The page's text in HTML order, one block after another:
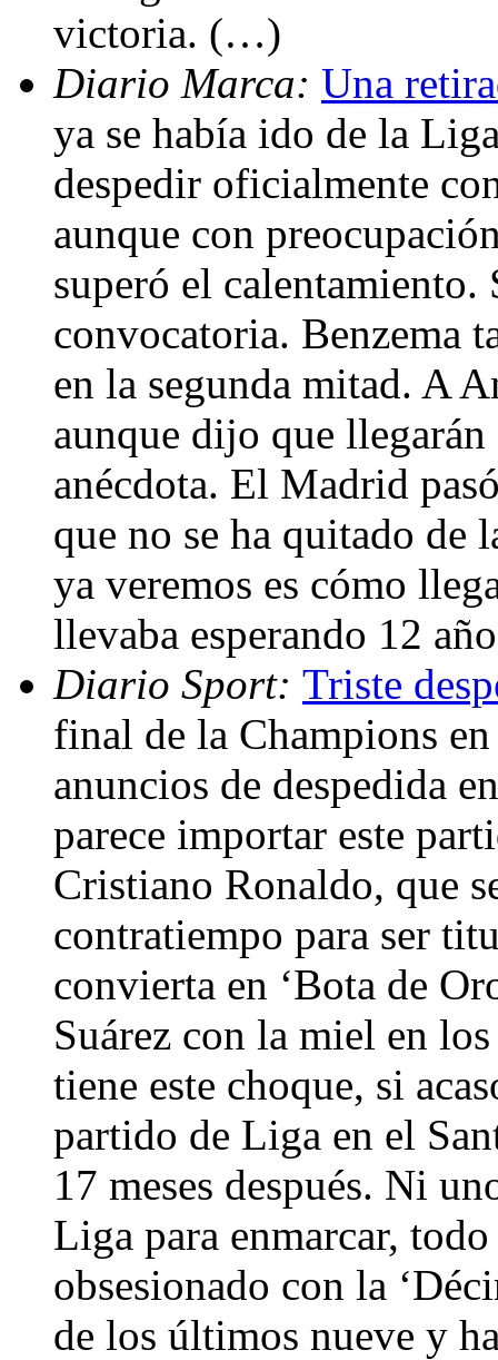
victoria. (…)
Diario Marca: Una
ya se había ido de la
despedir oficialmente
aunque con
superó el
convocatoria. Benzema
en la segunda mitad. A
aunque dijo que
anécdota. El Madrid
que no se ha quitado de
ya veremos es cómo
llevaba esperando 12
Diario Sport: Triste
final de la Champions
anuncios de despedida
parece importar este
Cristiano Ronaldo, que
contratiempo para ser
convierta en ‘Bota de
Suárez con la miel en
tiene este choque, si
partido de Liga en el
17 meses después. Ni
Liga para enmarcar,
obsesionado con la
de los últimos nueve y